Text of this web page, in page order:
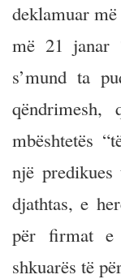
deklamuar
më 21 janar
s’mund ta
mbështetës
një
djathtas, e
për firmat e
shkuarës të